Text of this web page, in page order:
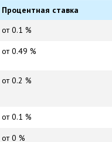
Процентная ставка
от 0.1 %
от 0.49 %
от 0.2 %
от 0.1 %
от 0 %